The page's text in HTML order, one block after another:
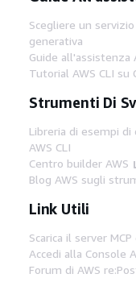
Scegliere un
generativa
Guide all'assistenza
Tutorial AWS CLI su
Strumenti Di
Libreria di esempi di
AWS CLI
Centro builder AWS
Blog AWS sugli
Link Utili
Scarica il server MCP
Accedi alla Console
Forum di AWS